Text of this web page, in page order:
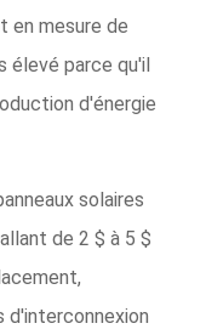
en mesure de
élevé parce qu'il
d'énergie
solaires
de 2 $ à 5 $
d'interconnexion